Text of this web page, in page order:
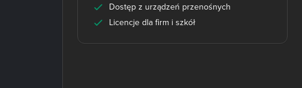
Dostęp z urządzeń przenośnych
Licencje dla firm i szkół